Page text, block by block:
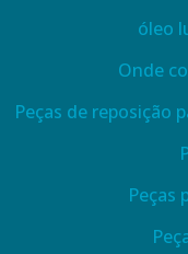
óleo
Onde
Peças de reposição
Peças